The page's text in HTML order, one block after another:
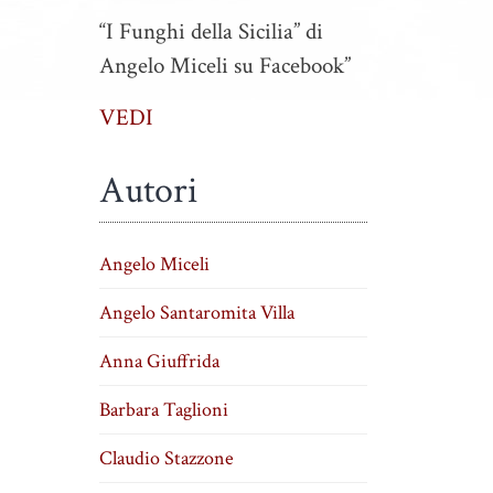
“I Funghi della Sicilia” di
Angelo Miceli su Facebook”
VEDI
Autori
Angelo Miceli
Angelo Santaromita Villa
Anna Giuffrida
Barbara Taglioni
Claudio Stazzone